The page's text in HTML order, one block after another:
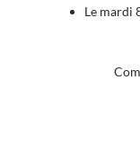
Le mardi